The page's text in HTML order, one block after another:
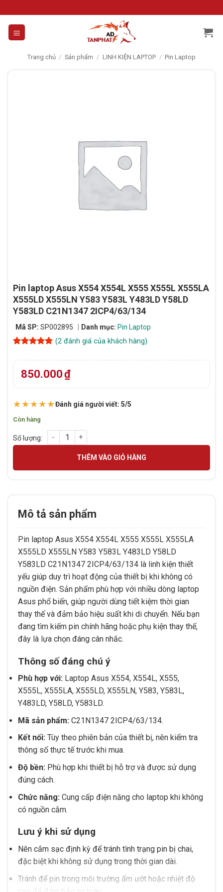
to
content
Trang chủ / Sản phẩm / LINH KIỆN LAPTOP / Pin Laptop
Pin laptop Asus X554 X554L X555 X555L X555LA
X555LD X555LN Y583 Y583L Y483LD Y58LD
Y583LD C21N1347 2ICP4/63/134
Mã SP: SP002895 Danh mục: Pin Laptop
dựa trên
đánh giá
(2đánh giá của khách hàng)
850.000₫
★★★★★Đánh giá người viết: 5/5
Còn hàng
Pin laptop Asus X554 X554L X555 X555L X555LA X555LD
THÊM VÀO GIỎ HÀNG
Mô tả sản phẩm
Pin laptop Asus X554 X554L X555 X555L X555LA
X555LD X555LN Y583 Y583L Y483LD Y58LD
Y583LD C21N1347 2ICP4/63/134 là linh kiện thiết
yếu giúp duy trì hoạt động của thiết bị khi không có
nguồn điện. Sản phẩm phù hợp với nhiều dòng laptop
Asus phổ biến, giúp người dùng tiết kiệm thời gian
thay thế và đảm bảo hiệu suất khi di chuyển. Nếu bạn
đang tìm kiếm pin chính hãng hoặc phụ kiện thay thế,
đây là lựa chọn đáng cân nhắc.
Thông số đáng chú ý
Phù hợp với: Laptop Asus X554, X554L, X555,
X555L, X555LA, X555LD, X555LN, Y583, Y583L,
Y483LD, Y58LD, Y583LD.
Mã sản phẩm: C21N1347 2ICP4/63/134.
Kết nối: Tùy theo phiên bản của thiết bị, nên kiểm tra
thông số thực tế trước khi mua.
Độ bền: Phù hợp khi thiết bị hỗ trợ và được sử dụng
đúng cách.
Chức năng: Cung cấp điện năng cho laptop khi không
có nguồn cắm.
Lưu ý khi sử dụng
Nên cắm sạc định kỳ để tránh tình trạng pin bị chai,
đặc biệt khi không sử dụng trong thời gian dài.
Tránh để pin trong môi trường ẩm ướt hoặc nhiệt độ